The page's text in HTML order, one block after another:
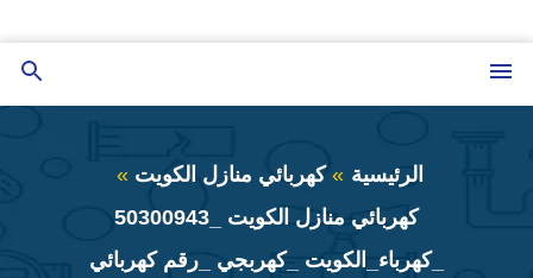
إلى
المحتوى
الرئيسية
كهربائي منازل الكويت
كهربائي منازل الكويت _50300943
_كهرباء_الكويت _كهربجي _رقم كهربائي